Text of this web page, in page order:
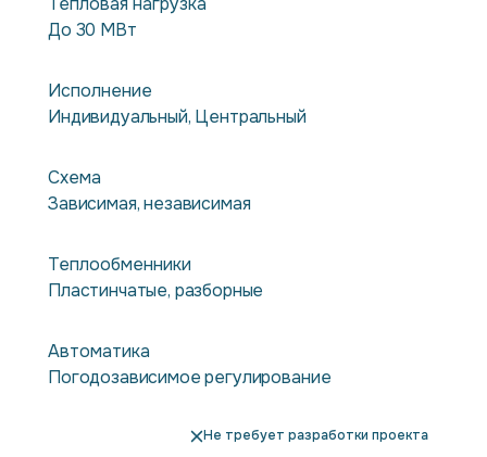
До 30 МВт
Исполнение
Индивидуальный, Центральный
Схема
Зависимая, независимая
Теплообменники
Пластинчатые, разборные
Автоматика
Погодозависимое регулирование
Не требует разработки проекта